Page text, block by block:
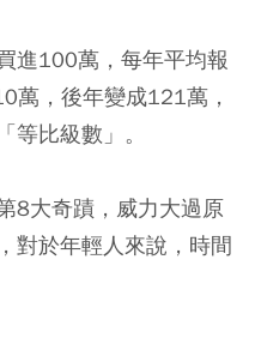
進100萬，每年平均報
萬，後年變成121萬，
比級數」。
8大奇蹟，威力大過原
對於年輕人來說，時間